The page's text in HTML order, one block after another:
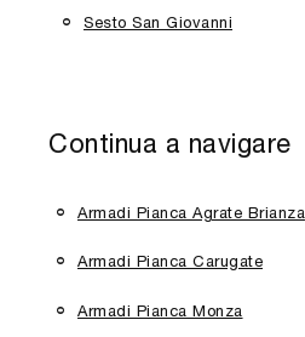
Sesto San Giovanni
Continua a navigare
Armadi Pianca Agrate Brianza
Armadi Pianca Carugate
Armadi Pianca Monza